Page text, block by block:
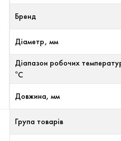
Бренд
Діаметр, мм
Діапазон робочих
°С
Довжина, мм
Група товарів